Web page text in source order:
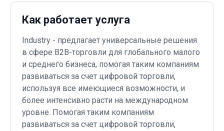
Как работает услуга
Industry - предлагает универсальные решения
в сфере B2B-торговли для глобального малого
и среднего бизнеса, помогая таким компаниям
развиваться за счет цифровой торговли,
используя все имеющиеся возможности, и
более интенсивно расти на международном
уровне. Помогая таким компаниям
развиваться за счет цифровой торговли,